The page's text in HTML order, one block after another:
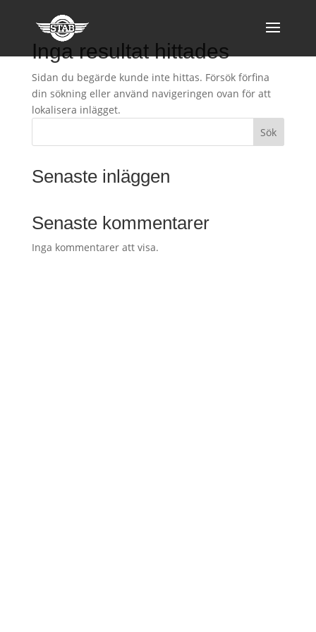
Inga resultat hittades
Sidan du begärde kunde inte hittas. Försök förfina
din sökning eller använd navigeringen ovan för att
lokalisera inlägget.
Sök
Senaste inläggen
Senaste kommentarer
Inga kommentarer att visa.